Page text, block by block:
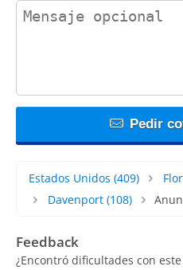
contact_message
Pedir
Estados Unidos (409)
Davenport(108)
Feedback
¿Encontró dificultades con